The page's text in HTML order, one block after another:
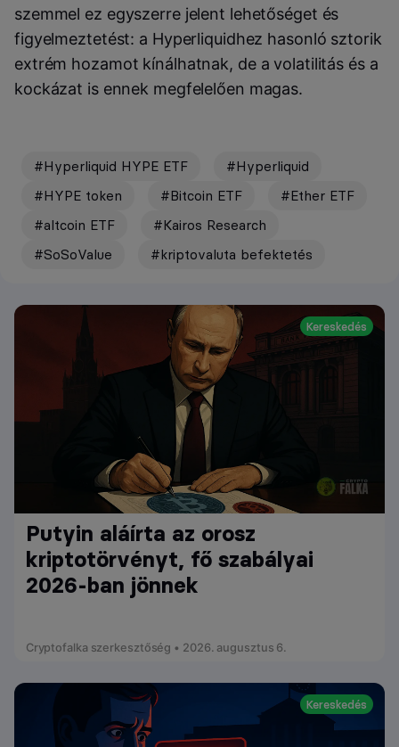
szemmel ez egyszerre jelent lehetőséget és
figyelmeztetést: a Hyperliquidhez hasonló sztorik
extrém hozamot kínálhatnak, de a volatilitás és a
kockázat is ennek megfelelően magas.
#Hyperliquid HYPE ETF
#Hyperliquid
#HYPE token
#Bitcoin ETF
#Ether ETF
#altcoin ETF
#Kairos Research
#SoSoValue
#kriptovaluta befektetés
Kereskedés
Putyin aláírta az orosz
kriptotörvényt, fő szabályai
2026-ban jönnek
Cryptofalka szerkesztőség • 2026. augusztus 6.
Kereskedés